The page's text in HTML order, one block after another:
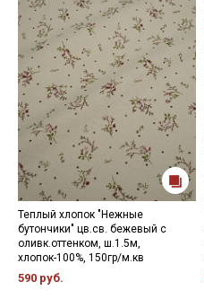
Теплый хлопок "Нежные
бутончики" цв.св. бежевый с
оливк.оттенком, ш.1.5м,
хлопок-100%, 150гр/м.кв
590 руб.